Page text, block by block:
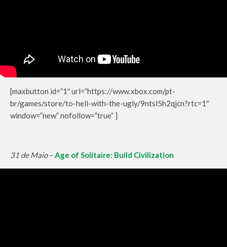
[maxbutton id=”1″ url=”https://www.xbox.com/pt-
br/games/store/to-hell-with-the-ugly/9ntsl5h2qjcn?rtc=1″
window=”new” nofollow=”true” ]
31 de Maio– Age of Solitaire: Build Civilization